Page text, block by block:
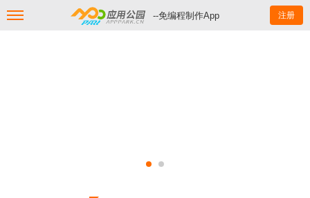
--免编程制作App 注册